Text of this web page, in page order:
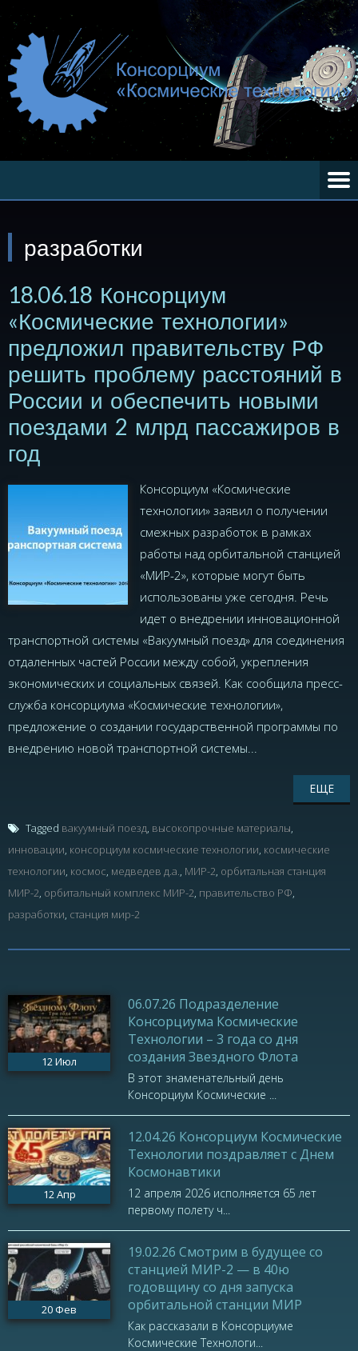
разработки
18.06.18 Консорциум
«Космические технологии»
предложил правительству РФ
решить проблему расстояний в
России и обеспечить новыми
поездами 2 млрд пассажиров в
год
Консорциум «Космические
технологии» заявил о получении
смежных разработок в рамках
работы над орбитальной станцией
«МИР-2», которые могут быть
использованы уже сегодня. Речь
идет о внедрении инновационной
транспортной системы «Вакуумный поезд» для соединения
отдаленных частей России между собой, укрепления
экономических и социальных связей. Как сообщила пресс-
служба консорциума «Космические технологии»,
предложение о создании государственной программы по
внедрению новой транспортной системы...
ЕЩЕ
Tagged вакуумный поезд высокопрочные материалы
инновации консорциум космические технологии космические
технологии космос медведев д.а. МИР-2 орбитальная станция
МИР-2 орбитальный комплекс МИР-2 правительство РФ
разработки станция мир-2
12Июл
06.07.26 Подразделение
Консорциума Космические
Технологии – 3 года со дня
создания Звездного Флота
В этот знаменательный день
Консорциум Космические ...
12Апр
12.04.26 Консорциум Космические
Технологии поздравляет с Днем
Космонавтики
12 апреля 2026 исполняется 65 лет
первому полету ч...
20 Фев
19.02.26 Смотрим в будущее со
станцией МИР-2 — в 40ю
годовщину со дня запуска
орбитальной станции МИР
Как рассказали в Консорциуме
Космические Технологи...